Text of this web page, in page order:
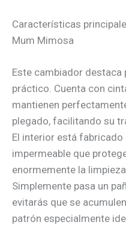
Características
Mum Mimosa
Este cambiador
práctico. Cuenta con
mantienen
plegado, facilitando su
El interior está
impermeable que
enormemente la
Simplemente pasa un
evitarás que se
patrón especialmente